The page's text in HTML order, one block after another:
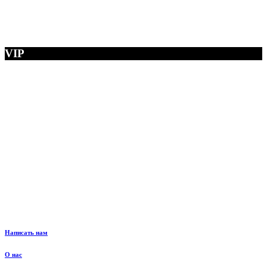
VIP
Написать нам
О нас